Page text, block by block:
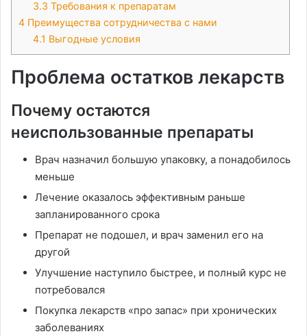
3.3 Требования к препаратам
4 Преимущества сотрудничества с нами
4.1 Выгодные условия
Проблема остатков лекарств
Почему остаются
неиспользованные препараты
Врач назначил большую упаковку, а понадобилось
меньше
Лечение оказалось эффективным раньше
запланированного срока
Препарат не подошел, и врач заменил его на
другой
Улучшение наступило быстрее, и полный курс не
потребовался
Покупка лекарств «про запас» при хронических
заболеваниях